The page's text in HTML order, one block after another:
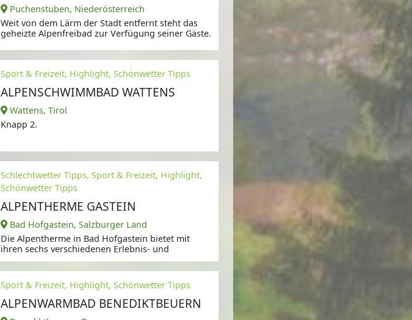
Puchenstuben, Niederösterreich
Weit von dem Lärm der Stadt entfernt steht das
geheizte Alpenfreibad zur Verfügung seiner Gäste.
Sport & Freizeit, Highlight, Schönwetter Tipps
ALPENSCHWIMMBAD WATTENS
Wattens, Tirol
Knapp 2.
Schlechtwetter Tipps, Sport & Freizeit, Highlight,
Schönwetter Tipps
ALPENTHERME GASTEIN
Bad Hofgastein, Salzburger Land
Die Alpentherme in Bad Hofgastein bietet mit
ihren sechs verschiedenen Erlebnis- und
Sport & Freizeit, Highlight, Schönwetter Tipps
ALPENWARMBAD BENEDIKTBEUERN